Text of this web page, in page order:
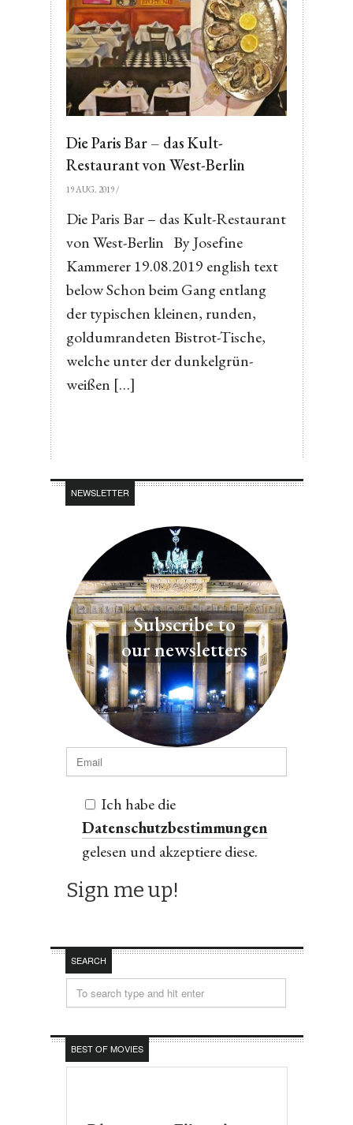
Die Paris Bar – das Kult-
Restaurant von West-Berlin
19 AUG. 2019/
Die Paris Bar – das Kult-Restaurant
von West-Berlin By Josefine
Kammerer 19.08.2019 english text
below Schon beim Gang entlang
der typischen kleinen, runden,
goldumrandeten Bistrot-Tische,
welche unter der dunkelgrün-
weißen […]
NEWSLETTER
Subscribe to
our newsletters
Ich habe die
Datenschutzbestimmungen
gelesen und akzeptiere diese.
SEARCH
BEST OF MOVIES